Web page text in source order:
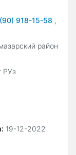
918-15-58 ,
район
РУз
19-12-2022